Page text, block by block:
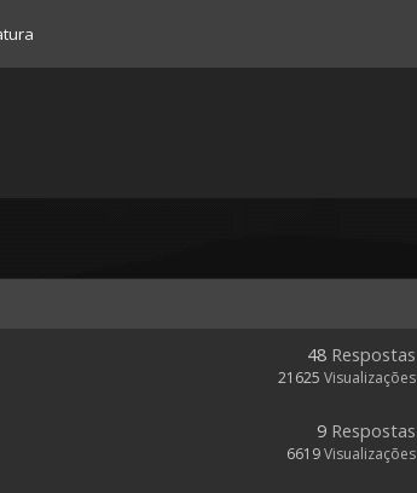
48 Respostas
21625 Visualizações
9 Respostas
6619Visualizações